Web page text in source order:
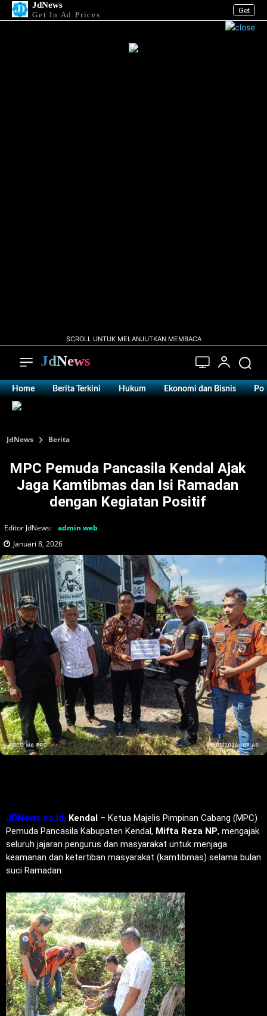
Get
JdNews
Get In Ad Prices
SCROLL UNTUK MELANJUTKAN MEMBACA
JdNews
Home Berita Terkini Hukum Ekonomi dan Bisnis
JdNews Berita
MPC Pemuda Pancasila Kendal Ajak
Jaga Kamtibmas dan Isi Ramadan
dengan Kegiatan Positif
Editor JdNews: admin web
Januari 8, 2026
JDNews.co.id, Kendal – Ketua Majelis Pimpinan Cabang (MPC)
Pemuda Pancasila Kabupaten Kendal, Mifta Reza NP, mengajak
seluruh jajaran pengurus dan masyarakat untuk menjaga
keamanan dan ketertiban masyarakat (kamtibmas) selama bulan
suci Ramadan.